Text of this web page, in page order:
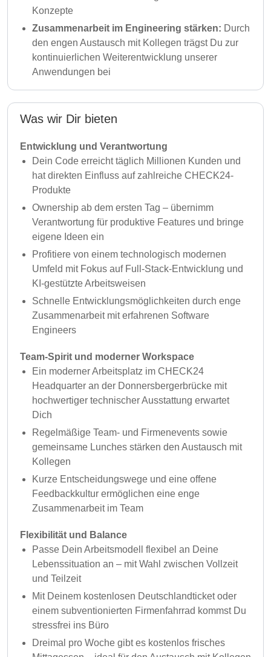
Konzepte
Zusammenarbeit im Engineering stärken: Durch
den engen Austausch mit Kollegen trägst Du zur
kontinuierlichen Weiterentwicklung unserer
Anwendungen bei
Was wir Dir bieten
Entwicklung und Verantwortung
Dein Code erreicht täglich Millionen Kunden und
hat direkten Einfluss auf zahlreiche CHECK24-
Produkte
Ownership ab dem ersten Tag – übernimm
Verantwortung für produktive Features und bringe
eigene Ideen ein
Profitiere von einem technologisch modernen
Umfeld mit Fokus auf Full-Stack-Entwicklung und
KI-gestützte Arbeitsweisen
Schnelle Entwicklungsmöglichkeiten durch enge
Zusammenarbeit mit erfahrenen Software
Engineers
Team-Spirit und moderner Workspace
Ein moderner Arbeitsplatz im CHECK24
Headquarter an der Donnersbergerbrücke mit
hochwertiger technischer Ausstattung erwartet
Dich
Regelmäßige Team- und Firmenevents sowie
gemeinsame Lunches stärken den Austausch mit
Kollegen
Kurze Entscheidungswege und eine offene
Feedbackkultur ermöglichen eine enge
Zusammenarbeit im Team
Flexibilität und Balance
Passe Dein Arbeitsmodell flexibel an Deine
Lebenssituation an – mit Wahl zwischen Vollzeit
und Teilzeit
Mit Deinem kostenlosen Deutschlandticket oder
einem subventionierten Firmenfahrrad kommst Du
stressfrei ins Büro
Dreimal pro Woche gibt es kostenlos frisches